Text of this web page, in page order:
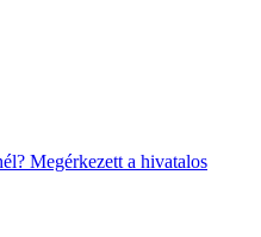
Megérkezett a hivatalos